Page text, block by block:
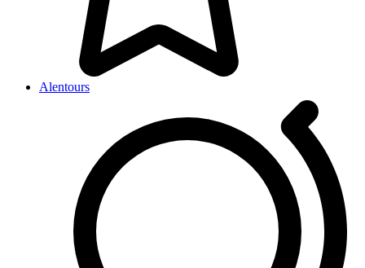
Alentours